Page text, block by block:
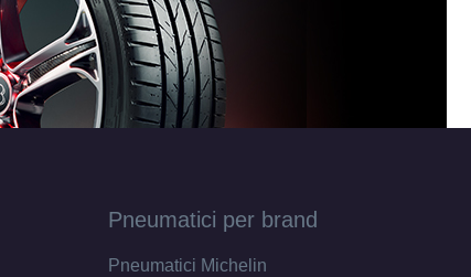
Pneumatici per brand
Pneumatici Michelin